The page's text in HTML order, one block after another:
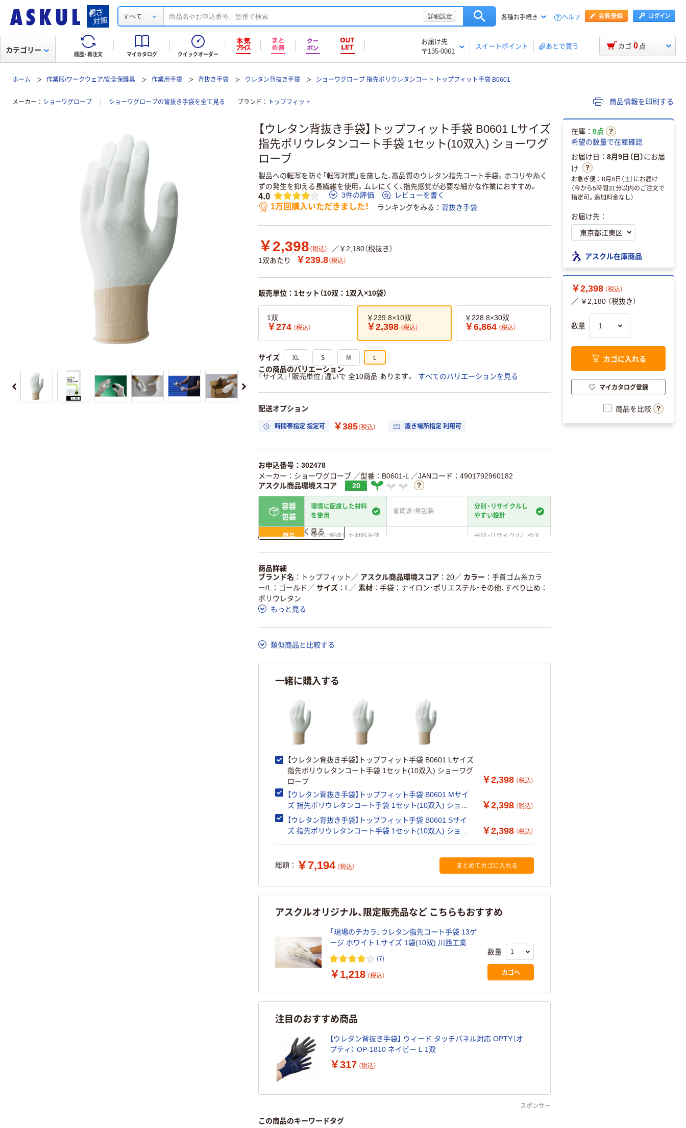
すべて 詳細設定 各種お手続き ヘルプ
履歴・再注文 マイカタログ クイックオーダー
お届け先
〒135-0061
スイートポイント あとで買う
カテゴリー カゴ 0 点
ホーム 作業服/ワークウェア/安全保護具 作業用手袋 背抜き手袋 ウレタン背抜き手袋 ショーワグローブ 指先ポリウレタンコート トップフィット手袋 B0601
メーカー ショーワグローブ ショーワグローブの背抜き手袋を全て見る ブランド トップフィット 商品情報を印刷する
【ウレタン背抜き手袋】トップフィット手袋 B0601 Lサイズ
指先ポリウレタンコート手袋 1セット(10双入) ショーワグ
ローブ
製品への転写を防ぐ「転写対策」を施した、高品質のウレタン指先コート手袋。ホコリや糸く
ずの発生を抑える長繊維を使用。ムレにくく、指先感覚が必要な細かな作業におすすめ。
4.0 3件の評価 レビューを書く
1万回購入いただきました！ ランキングをみる 背抜き手袋
￥2,398 （税込）
／￥2,180（税抜き）
1双あたり
￥239.8（税込）
販売単位：1セット（10双：1双入×10袋）
1双
￥274 （税込）
￥239.8×10双
￥2,398 （税込）
￥228.8×30双
￥6,864 （税込）
サイズ XL S M L
この商品のバリエーション
「サイズ」「販売単位」違いで 全10商品 あります。
すべてのバリエーションを見る
配送オプション
時間帯指定 指定可 ￥385（税込） 置き場所指定 利用可
お申込番号：302478
メーカー：ショーワグローブ ／型番：B0601-L
／JANコード：4901792960182
アスクル商品環境スコア
20
容器
包装
環境に配慮した材料
を使用
省資源・無包装
分別・リサイクルし
やすい設計
商品
環境に配慮した材料を使
分別・リサイクルしやす
仕組
る
ている
この商品の環境配慮ポイントです。詳しくはページ下部の商品詳細「アスクル商品環境スコ
ア詳細／加点項目
詳しく見る
商品詳細
ブランド名
トップフィット ／ アスクル商品環境スコア 20／ カラー
手首ゴム糸カラ
ー/L：ゴールド ／ サイズ L ／ 素材
手袋：ナイロン・ポリエステル・その他、すべり止め：
ポリウレタン
もっと見る
類似商品と比較する
一緒に購入する
【ウレタン背抜き手袋】トップフィット手袋 B0601 Lサイズ
指先ポリウレタンコート手袋 1セット(10双入) ショーワグ
ローブ
￥2,398 （税込）
【ウレタン背抜き手袋】トップフィット手袋 B0601 Mサイ
ズ 指先ポリウレタンコート手袋 1セット(10双入) ショー
ワグローブ
￥2,398 （税込）
【ウレタン背抜き手袋】トップフィット手袋 B0601 Sサイ
ズ 指先ポリウレタンコート手袋 1セット(10双入) ショー
￥2,398 （税込）
総額： ￥7,194 （税込） まとめてカゴに入れる
アスクルオリジナル、限定販売品など こちらもおすすめ
「現場のチカラ」ウレタン指先コート手袋 13ゲ
ージ ホワイト Lサイズ 1袋(10双) 川西工業 オ
リジナル
(7)
￥1,218 （税込）
数量
カゴへ
注目のおすすめ商品
【ウレタン背抜き手袋】 ウィード タッチパネル対応 OPTY（オ
プティ） OP-1810 ネイビー L 1双
￥317 （税込）
スポンサー
この商品のキーワードタグ
在庫： 8点
希望の数量で在庫確認
お届け日： 8月9日（日）にお届
け
お急ぎ便：8月8日（土）にお届け
（今から5時間31分以内のご注文で
指定可。追加料金なし）
お届け先：
アスクル在庫商品
￥2,398 （税込）
／ ￥2,180 （税抜き）
数量
カゴに入れる
マイカタログ登録
商品を比較